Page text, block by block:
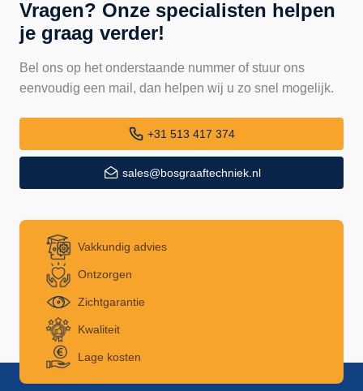
Vragen? Onze specialisten helpen
je graag verder!
Bel ons op het onderstaande nummer of stuur ons
eenvoudig een mail, dan helpen wij u zo snel mogelijk.
+31 513 417 374
sales@bosgraaftechniek.nl
Vakkundig advies
Ontzorgen
Zichtgarantie
Kwaliteit
Lage kosten